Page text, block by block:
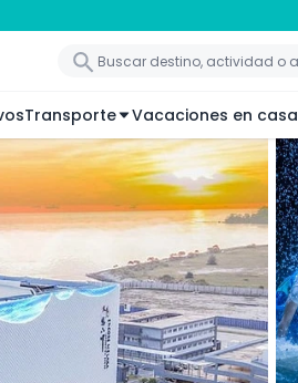
Transporte Vacaciones en casa